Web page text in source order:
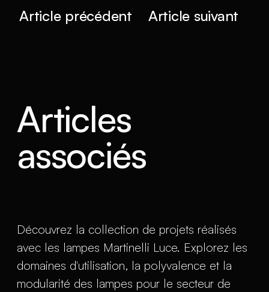
Article précédent Article suivant
Articles
associés
Découvrez la collection de projets réalisés
avec les lampes Martinelli Luce. Explorez les
domaines d'utilisation, la polyvalence et la
modularité des lampes pour le secteur de